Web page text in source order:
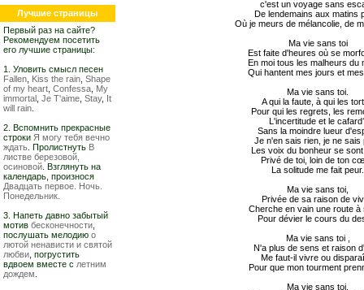
Лучшие страницы
Первый раз на сайте?
Рекомендуем посетить
его лучшие страницы:
1. Уловить смысл песен
Fallen Kiss the rain Shape
of my heart Confessa My
immortal Je T'aime Stay, It
will rain
2. Вспомнить прекрасные
строки Я могу тебя вечно
ждать . Пролистнуть В
листве березовой,
осиновой . Взглянуть на
календарь, произнося
Двадцать первое. Ночь.
Понедельник.
3. Напеть давно забытый
мотив бесконечности
послушать мелодию о
лютой ненависти и святой
любви , погрустить
вдвоем вместе с летним
дождем
c'est un voyage sans
De lendemains aux matins
Où je meurs de mélancolie, de
Ma vie sans toi
Est faite d'heures où se
En moi tous les malheurs du
Qui hantent mes jours et
Ma vie sans toi.
A qui la faute, à qui les
Pour qui les regrets, les
L'incertitude et le
Sans la moindre lueur
Je n'en sais rien, je ne sais
Les voix du bonheur se
Privé de toi, loin de ton
La solitude me fait peur.
Ma vie sans toi,
Privée de sa raison de
Cherche en vain une route à
Pour dévier le cours du
Ma vie sans toi ,
N'a plus de sens et raison
Me faut-il vivre ou
Pour que mon tourment
Ma vie sans toi,